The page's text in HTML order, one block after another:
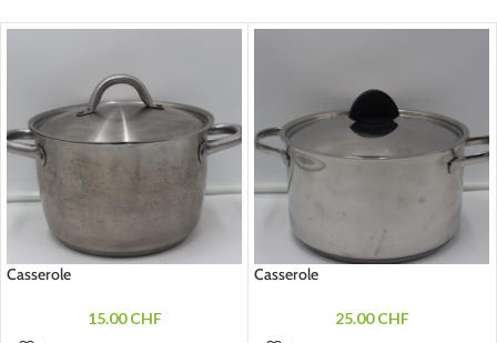
Casserole
15.00CHF
Casserole
25.00CHF